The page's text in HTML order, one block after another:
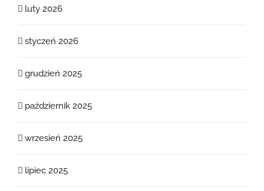
luty 2026
styczeń 2026
grudzień 2025
październik 2025
wrzesień 2025
lipiec 2025